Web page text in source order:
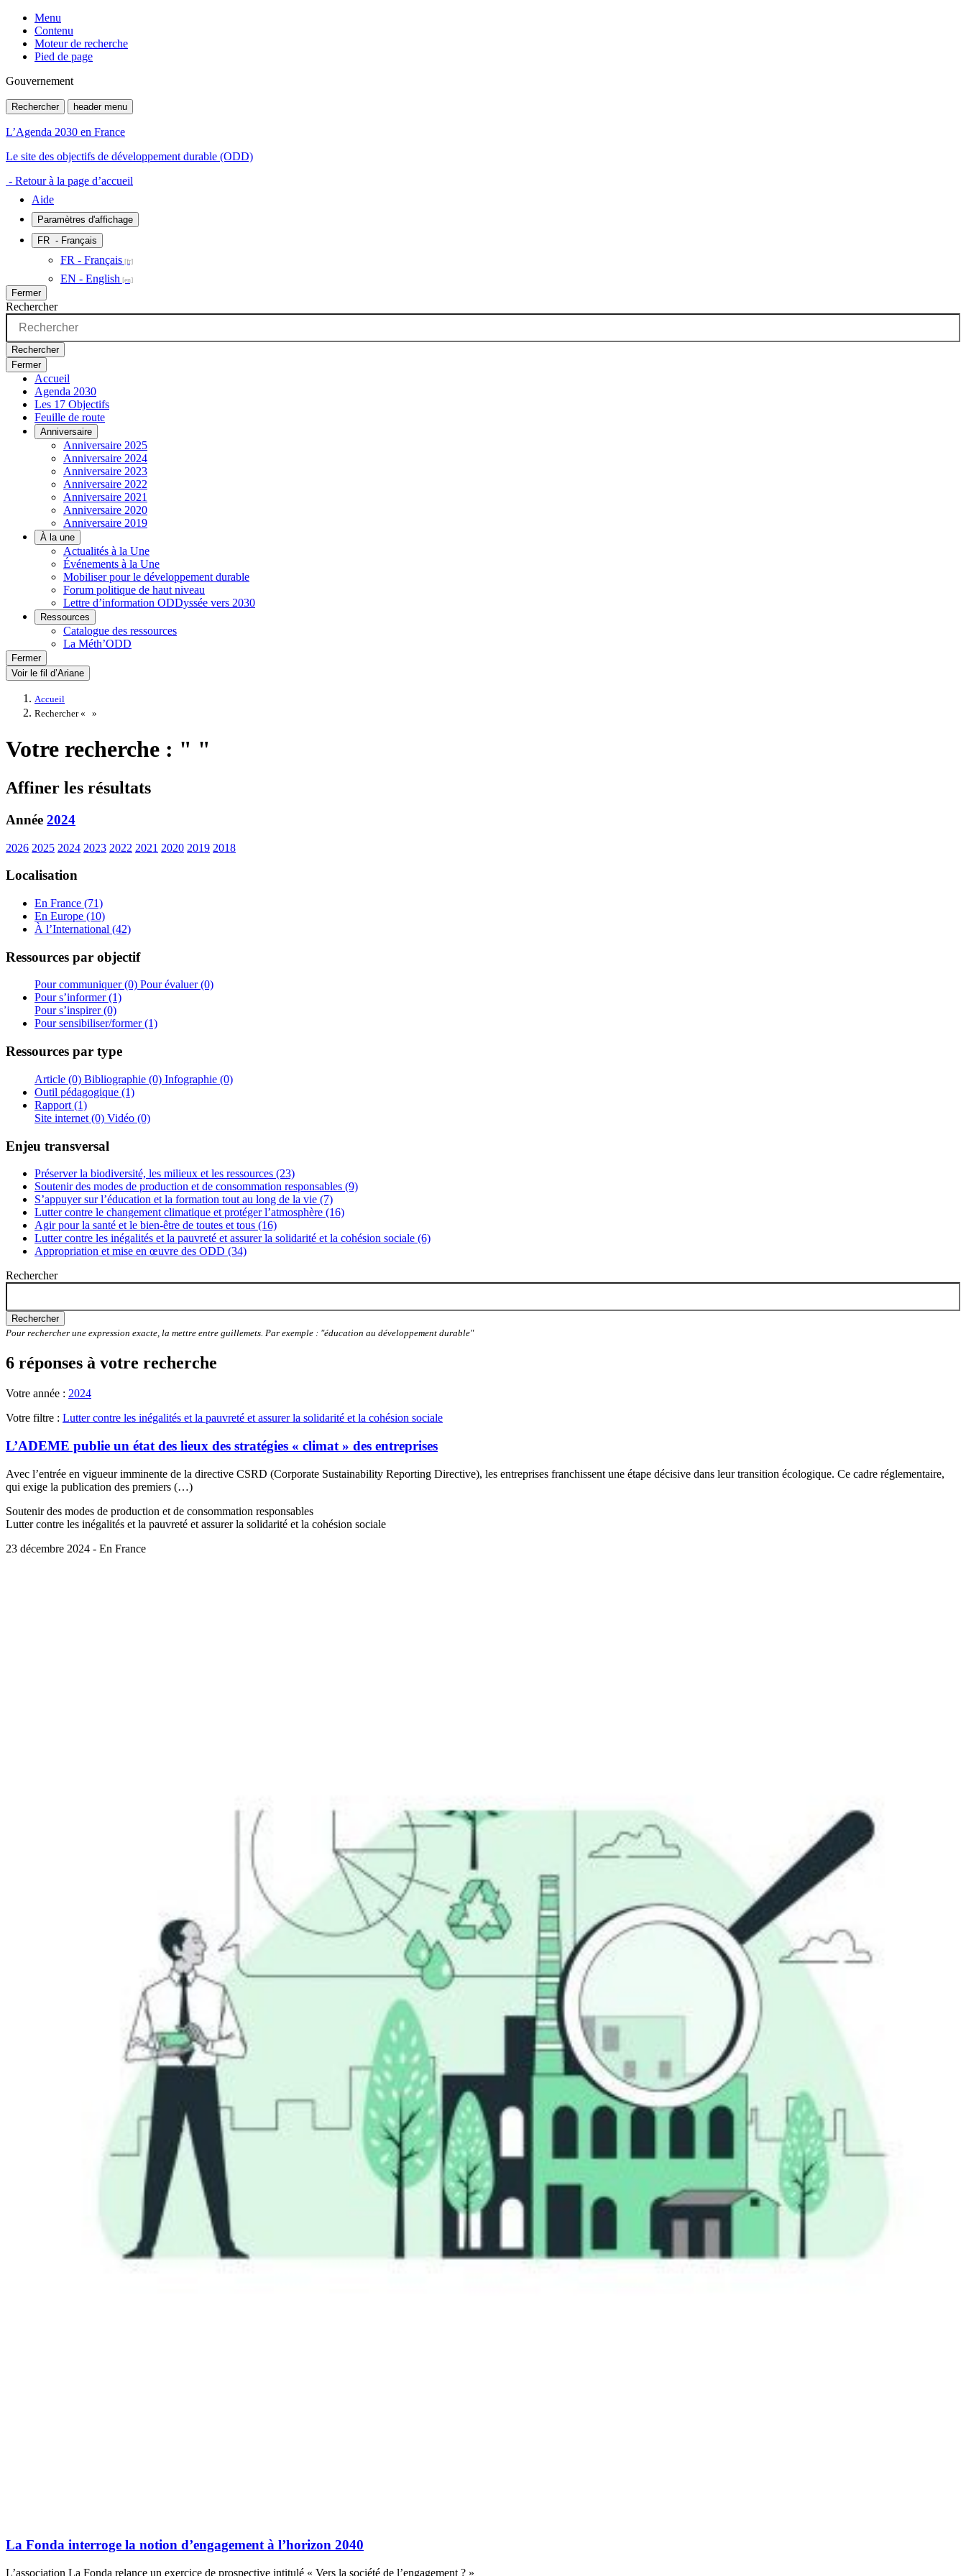
Menu
Contenu
Moteur de recherche
Pied de page
Gouvernement
Rechercher header menu
L’Agenda 2030 en France
Le site des objectifs de développement durable (ODD)
- Retour à la page d’accueil
Aide
Paramètres d'affichage
FR - Français
FR - Français
EN - English
Fermer
Rechercher
Rechercher
Fermer
Accueil
Agenda 2030
Les 17 Objectifs
Feuille de route
Anniversaire
Anniversaire 2025
Anniversaire 2024
Anniversaire 2023
Anniversaire 2022
Anniversaire 2021
Anniversaire 2020
Anniversaire 2019
À la une
Actualités à la Une
Événements à la Une
Mobiliser pour le développement durable
Forum politique de haut niveau
Lettre d’information ODDyssée vers 2030
Ressources
Catalogue des ressources
La Méth’ODD
Fermer
Voir le fil d’Ariane
Accueil
Rechercher «
»
Votre recherche : " "
Affiner les résultats
Année 2024
2026 2025 2024 2023 2022 2021 2020 2019 2018
Localisation
En France (71)
En Europe (10)
À l’International (42)
Ressources par objectif
Pour communiquer (0) Pour évaluer (0)
Pour s’informer (1)
Pour s’inspirer (0)
Pour sensibiliser/former (1)
Ressources par type
Article (0) Bibliographie (0) Infographie (0)
Outil pédagogique (1)
Rapport (1)
Site internet (0) Vidéo (0)
Enjeu transversal
Préserver la biodiversité, les milieux et les ressources (23)
Soutenir des modes de production et de consommation responsables (9)
S’appuyer sur l’éducation et la formation tout au long de la vie (7)
Lutter contre le changement climatique et protéger l’atmosphère (16)
Agir pour la santé et le bien-être de toutes et tous (16)
Lutter contre les inégalités et la pauvreté et assurer la solidarité et la cohésion sociale (6)
Appropriation et mise en œuvre des ODD (34)
Rechercher
Rechercher
Pour rechercher une expression exacte, la mettre entre guillemets. Par exemple : "éducation au développement durable"
6 réponses à votre recherche
Votre année : 2024
Votre filtre : Lutter contre les inégalités et la pauvreté et assurer la solidarité et la cohésion sociale
L’ADEME publie un état des lieux des stratégies « climat » des entreprises
Avec l’entrée en vigueur imminente de la directive CSRD (Corporate Sustainability Reporting Directive), les entreprises franchissent une étape décisive dans leur transition écologique. Ce cadre réglementaire,
qui exige la publication des premiers (…)
Soutenir des modes de production et de consommation responsables
Lutter contre les inégalités et la pauvreté et assurer la solidarité et la cohésion sociale
23 décembre 2024 - En France
La Fonda interroge la notion d’engagement à l’horizon 2040
L’association La Fonda relance un exercice de prospective intitulé « Vers la société de l’engagement ? »